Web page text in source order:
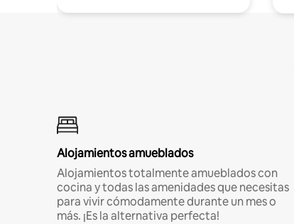
Alojamientos amueblados
Alojamientos totalmente amueblados con
cocina y todas las amenidades que necesitas
para vivir cómodamente durante un mes o
más. ¡Es la alternativa perfecta!